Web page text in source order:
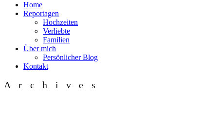
Home
Reportagen
Hochzeiten
Verliebte
Familien
Über mich
Persönlicher Blog
Kontakt
Archives